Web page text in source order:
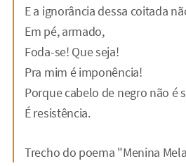
E a ignorância dessa coitada
Em pé, armado,
Foda-se! Que seja!
Pra mim é imponência!
Porque cabelo de negro não é
É resistência.
Trecho do poema "Menina